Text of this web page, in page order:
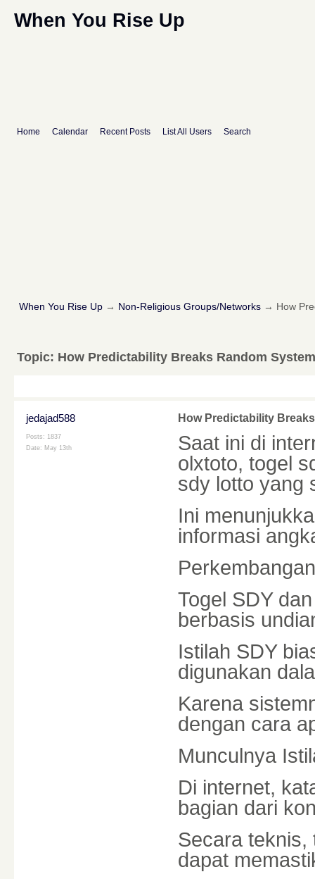
When You Rise Up
Home Calendar Recent Posts List All Users Search
When You Rise Up → Non-Religious Groups/Networks→ How
Topic: How Predictability Breaks Random
jedajad588
Posts: 1837
Date: May 13th
How Predictability
Saat ini di
olxtoto, togel
sdy lotto yang
Ini
informasi
Togel SDY
berbasis
Istilah SDY
digunakan
Karena
dengan cara
Munculnya
Di internet,
bagian dari
Secara teknis,
dapat